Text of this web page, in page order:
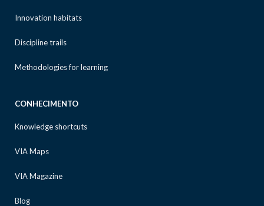
Innovation habitats
Discipline trails
Methodologies for learning
CONHECIMENTO
Knowledge shortcuts
VIA Maps
VIA Magazine
Blog